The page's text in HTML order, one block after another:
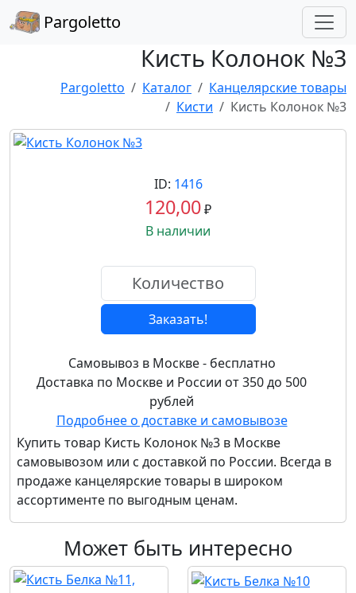
Pargoletto
Кисть Колонок №3
Pargoletto Каталог
Канцелярские товары
Кисти
Кисть Колонок №3
ID: 1416
120,00₽
В наличии
Заказать!
Самовывоз в Москве - бесплатно
Доставка по Москве и России от 350 до 500
рублей
Подробнее о доставке и самовывозе
Купить товар Кисть Колонок №3 в Москве
самовывозом или с доставкой по России. Всегда в
продаже канцелярские товары в широком
ассортименте по выгодным ценам.
Может быть интересно